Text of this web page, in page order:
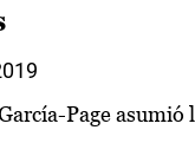
Page asumió